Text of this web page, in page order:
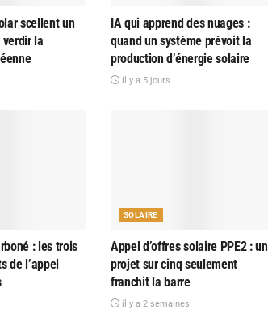
scellent un
la
IA qui apprend des nuages :
quand un système prévoit la
production d’énergie solaire
il y a 5 jours
: les trois
de l’appel
SOLAIRE
Appel d’offres solaire PPE2 : un
projet sur cinq seulement
franchit la barre
il y a 2 semaines